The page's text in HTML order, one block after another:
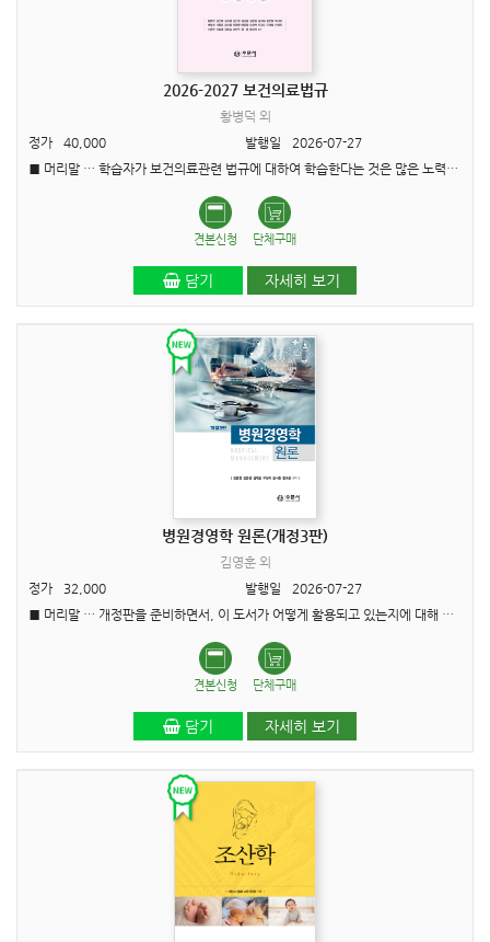
2026-2027 보건의료법규
황병덕 외
정가
40,000 발행일
2026-07-27
■ 머리말 … 학습자가 보건의료관련 법규에 대하여 학습한다는 것은 많은 노력과 인내심이 요구됩니다. 이 책은 ‘보건의료정보관리사’, ‘보건교육사’ 그리고 ‘..
견본신청 단체구매
담기 자세히 보기
병원경영학 원론(개정3판)
김영훈 외
정가
32,000 발행일
2026-07-27
■ 머리말 … 개정판을 준비하면서, 이 도서가 어떻게 활용되고 있는지에 대해 대학에서 강의를 하고 있는 교수님들의 의견을 들어 보았다. 공통된 의견은 병원경영학이라는 학문을 처음 접하는 대..
견본신청 단체구매
담기 자세히 보기